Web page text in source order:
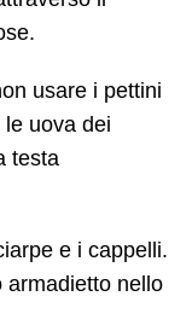
usare i pettini
uova dei
testa
e i cappelli.
armadietto nello